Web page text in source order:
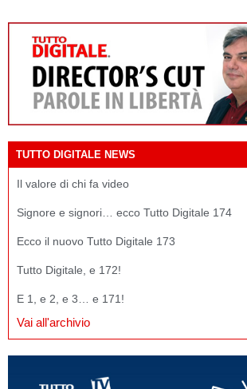
TUTTO DIGITALE NEWS
Il valore di chi fa video
Signore e signori… ecco Tutto Digitale 174
Ecco il nuovo Tutto Digitale 173
Tutto Digitale, e 172!
E 1, e 2, e 3… e 171!
Vai all'archivio